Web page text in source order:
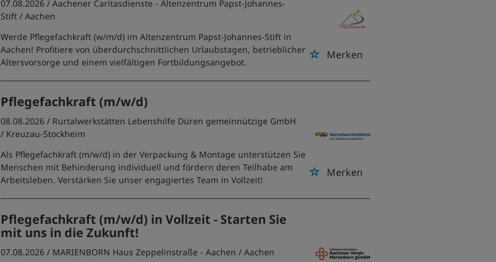
Merken
07.08.2026 /Aachener Caritasdienste - Altenzentrum Papst-Johannes-
Stift / Aachen
Werde Pflegefachkraft (w/m/d) im Altenzentrum Papst-Johannes-Stift in
Aachen! Profitiere von überdurchschnittlichen Urlaubstagen, betrieblicher
Altersvorsorge und einem vielfältigen Fortbildungsangebot.
Pflegefachkraft (m/w/d)
Merken
08.08.2026 / Rurtalwerkstätten Lebenshilfe Düren gemeinnützige GmbH
/ Kreuzau-Stockheim
Als Pflegefachkraft (m/w/d) in der Verpackung & Montage unterstützen Sie
Menschen mit Behinderung individuell und fördern deren Teilhabe am
Arbeitsleben. Verstärken Sie unser engagiertes Team in Vollzeit!
Pflegefachkraft (m/w/d) in Vollzeit - Starten Sie
mit uns in die Zukunft!
07.08.2026 / MARIENBORN Haus Zeppelinstraße - Aachen / Aachen